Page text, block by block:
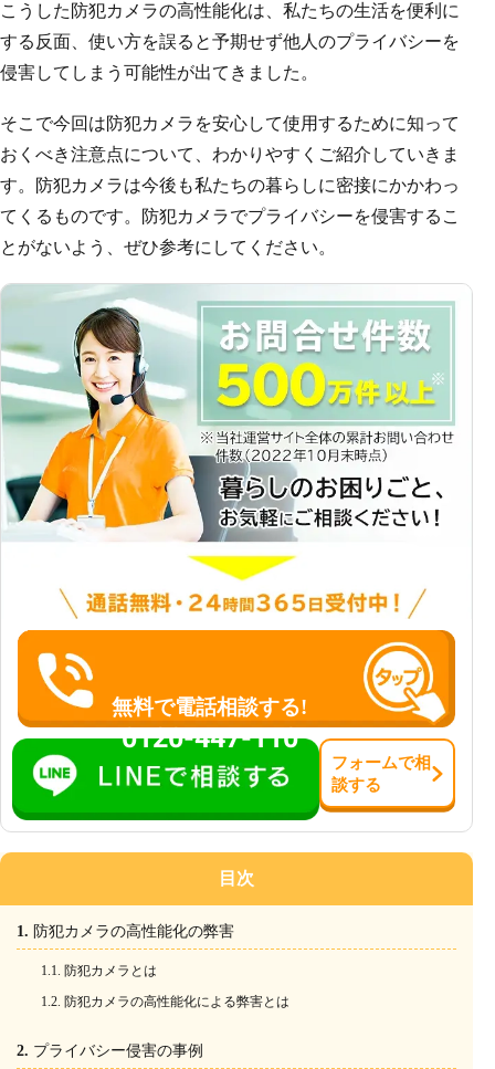
こうした防犯カメラの高性能化は、私たちの生活を便利に
する反面、使い方を誤ると予期せず他人のプライバシーを
侵害してしまう可能性が出てきました。
そこで今回は防犯カメラを安心して使用するために知って
おくべき注意点について、わかりやすくご紹介していきま
す。防犯カメラは今後も私たちの暮らしに密接にかかわっ
てくるものです。防犯カメラでプライバシーを侵害するこ
とがないよう、ぜひ参考にしてください。
無料で電話相談する!
0120-447-110
フォームで相
談する
目次
防犯カメラの高性能化の弊害
防犯カメラとは
防犯カメラの高性能化による弊害とは
プライバシー侵害の事例